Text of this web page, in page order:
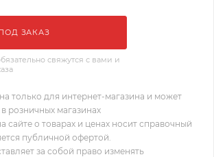
ЗАКАЗ
свяжутся с вами и
только для интернет-магазина и может
розничных магазинах
сайте о товарах и ценах носит справочный
публичной офертой.
за собой право изменять